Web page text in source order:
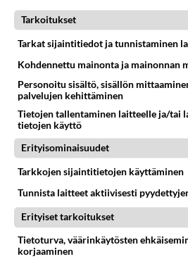
Äänestä
Anonyymi
2024-02-28 00:25:49
Anonyymikirjoitti:
Sivusta hän!
Äänestä
Anonyymi
2024-02-27 23:27:09
Hyvää yötä rakas ihanuus.
Tarkoitukset
Tarkat sijaintitiedot ja tunnistaminen
Kohdennettu mainonta ja mainonnan
Personoitu sisältö, sisällön
palvelujen kehittäminen
Tietojen tallentaminen laitteelle ja/tai
tietojen käyttö
Erityisominaisuudet
Tarkkojen sijaintitietojen käyttäminen
Tunnista laitteet aktiivisesti
Erityiset tarkoitukset
Tietoturva, väärinkäytösten
korjaaminen